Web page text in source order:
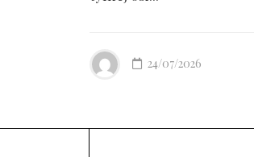
24/07/2026